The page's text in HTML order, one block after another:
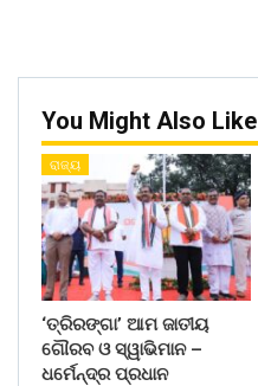
You Might Also Like
ରାଜ୍ୟ
‘ତ୍ରିରଙ୍ଗା’ ଆମ ଜାତୀୟ
ଗୌରବ ଓ ସ୍ୱାଭିମାନ –
ଧର୍ମେନ୍ଦ୍ର ପ୍ରଧାନ